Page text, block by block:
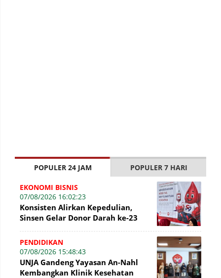
POPULER 24 JAM POPULER 7 HARI
EKONOMI BISNIS
07/08/2026 16:02:23
Konsisten Alirkan Kepedulian,
Sinsen Gelar Donor Darah ke-23
Sinsen
PENDIDIKAN
07/08/2026 15:48:43
UNJA Gandeng Yayasan An-Nahl
Kembangkan Klinik Kesehatan